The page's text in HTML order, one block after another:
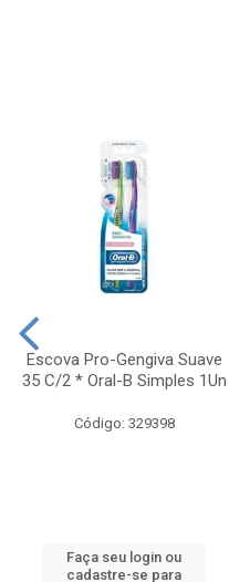
Escova Pro-Gengiva Suave
35 C/2 * Oral-B Simples 1Un
Código: 329398
Faça seu login ou
cadastre-se para